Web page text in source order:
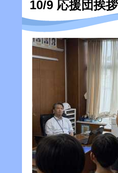
10/9 応援団挨拶